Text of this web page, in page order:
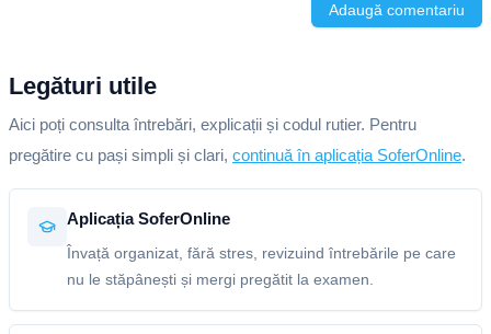
Adaugă comentariu
Legături utile
Aici poți consulta întrebări, explicații și codul rutier. Pentru
pregătire cu pași simpli și clari, continuă în aplicația SoferOnline.
Aplicația SoferOnline
Învață organizat, fără stres, revizuind întrebările pe care
nu le stăpânești și mergi pregătit la examen.